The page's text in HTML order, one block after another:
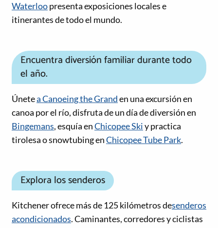
Waterloopresenta exposiciones locales e
itinerantes de todo el mundo.
Encuentra diversión familiar durante todo
el año.
Únetea Canoeing the Granden una excursión en
canoa por el río, disfruta de un día de diversión en
Bingemans, esquía enChicopee Skiy practica
tirolesa o snowtubing enChicopee Tube Park.
Explora los senderos
Kitchener ofrece más de 125 kilómetros desenderos
acondicionados. Caminantes, corredores y ciclistas